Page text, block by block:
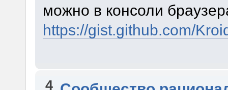
можно в консоли
https://gist.github.com/
4